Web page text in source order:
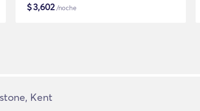
$3,602/noche
Kent